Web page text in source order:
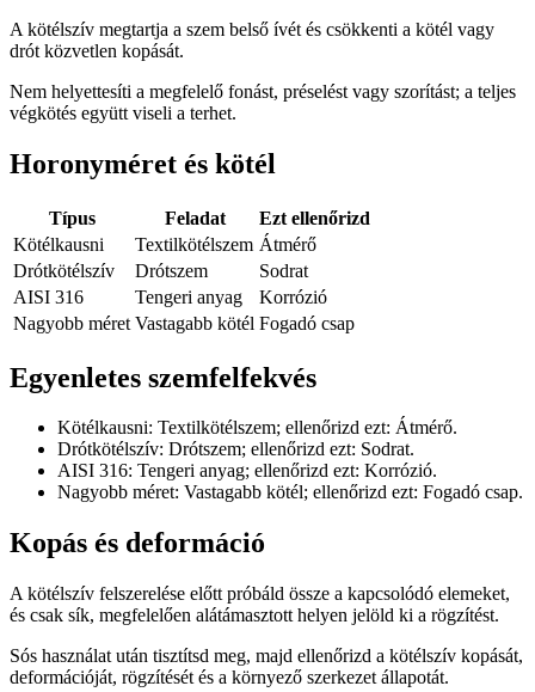
A kötélszív megtartja a szem belső ívét és csökkenti a kötél vagy
drót közvetlen kopását.
Nem helyettesíti a megfelelő fonást, préselést vagy szorítást; a teljes
végkötés együtt viseli a terhet.
Horonyméret és kötél
Típus Feladat
Ezt ellenőrizd
Kötélkausni
Textilkötélszem Átmérő
Drótkötélszív
Drótszem
Sodrat
AISI 316
Tengeri anyag
Korrózió
Nagyobb méret Vastagabb kötél Fogadó csap
Egyenletes szemfelfekvés
Kötélkausni: Textilkötélszem; ellenőrizd ezt: Átmérő.
Drótkötélszív: Drótszem; ellenőrizd ezt: Sodrat.
AISI 316: Tengeri anyag; ellenőrizd ezt: Korrózió.
Nagyobb méret: Vastagabb kötél; ellenőrizd ezt: Fogadó csap.
Kopás és deformáció
A kötélszív felszerelése előtt próbáld össze a kapcsolódó elemeket,
és csak sík, megfelelően alátámasztott helyen jelöld ki a rögzítést.
Sós használat után tisztítsd meg, majd ellenőrizd a kötélszív kopását,
deformációját, rögzítését és a környező szerkezet állapotát.